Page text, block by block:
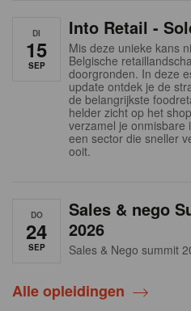
DI
15
SEP
Into Retail -
Mis deze unieke kans
Belgische
doorgronden. In deze
update ontdek je de
de belangrijkste
helder zicht op het
verzamel je onmisbare
een sector die sneller
ooit.
DO
24
SEP
Sales & nego
2026
Sales & Nego summit
Alle opleidingen